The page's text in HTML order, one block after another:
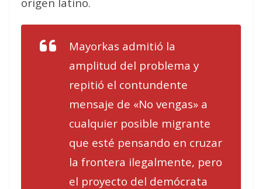
Mayorkas admitió la
amplitud del problema y
repitió el contundente
mensaje de «No vengas» a
cualquier posible migrante
que esté pensando en cruzar
la frontera ilegalmente, pero
el proyecto del demócrata